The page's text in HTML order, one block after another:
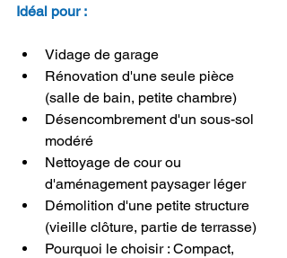
Idéal pour :
Vidage de garage
Rénovation d'une seule pièce
(salle de bain, petite chambre)
Désencombrement d'un sous-sol
modéré
Nettoyage de cour ou
d'aménagement paysager léger
Démolition d'une petite structure
(vieille clôture, partie de terrasse)
Pourquoi le choisir : Compact,